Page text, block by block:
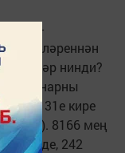
-
ләреннән
нинди?
законнарны
131е кире
8166 мең
242